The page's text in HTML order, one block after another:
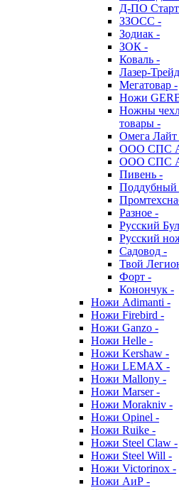
Д-ПО
ЗЗОСС -
Зодиак -
ЗОК -
Коваль -
Лазер-
Мегатовар -
Ножи
Ножны
товары -
Омега Лайт
ООО СПС
ООО СПС
Пивень -
Поддубный
Разное -
Русский
Русский
Садовод -
Твой
Форт -
Конончук -
Ножи Adimanti -
Ножи Firebird -
Ножи Ganzo -
Ножи Helle -
Ножи Kershaw -
Ножи LEMAX -
Ножи Mallony -
Ножи Marser -
Ножи Morakniv -
Ножи Opinel -
Ножи Ruike -
Ножи Steel Claw -
Ножи Steel Will -
Ножи Victorinox -
Ножи АиР -